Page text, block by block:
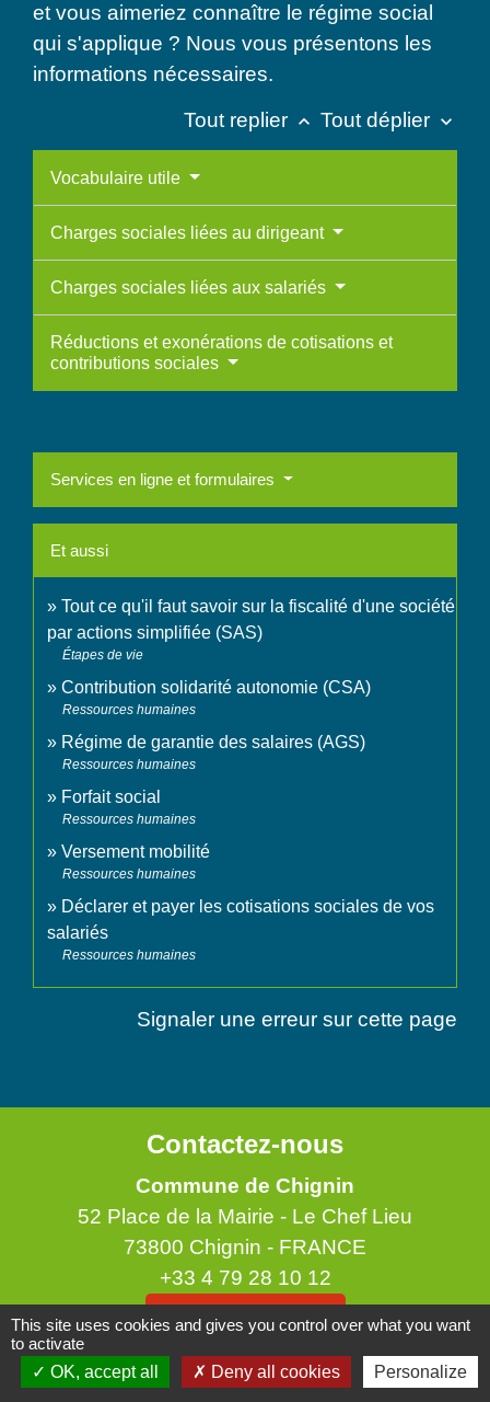
et vous aimeriez connaître le régime social
qui s'applique ? Nous vous présentons les
informations nécessaires.
Tout replier keyboard_arrow_up Tout déplier keyboard_arrow_down
Vocabulaire utile
Charges sociales liées au dirigeant
Charges sociales liées aux salariés
Réductions et exonérations de cotisations et
contributions sociales
Services en ligne et formulaires
Et aussi
Tout ce qu'il faut savoir sur la fiscalité d'une société
par actions simplifiée (SAS)
Étapes de vie
Contribution solidarité autonomie (CSA)
Ressources humaines
Régime de garantie des salaires (AGS)
Ressources humaines
Forfait social
Ressources humaines
Versement mobilité
Ressources humaines
Déclarer et payer les cotisations sociales de vos
salariés
Ressources humaines
Signaler une erreur sur cette page
Contactez-nous
Commune de Chignin
52 Place de la Mairie - Le Chef Lieu
73800 Chignin - FRANCE
+33 4 79 28 10 12
Accueil du public
This site uses cookies and gives you control over what you want
to activate
OK, accept all
Deny all cookies Personalize